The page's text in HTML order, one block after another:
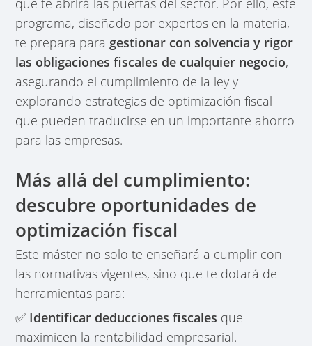
que te abrirá las puertas del sector. Por ello, este
programa, diseñado por expertos en la materia,
te prepara para gestionar con solvencia y rigor
las obligaciones fiscales de cualquier negocio,
asegurando el cumplimiento de la ley y
explorando estrategias de optimización fiscal
que pueden traducirse en un importante ahorro
para las empresas.
Más allá del cumplimiento:
descubre oportunidades de
optimización fiscal
Este máster no solo te enseñará a cumplir con
las normativas vigentes, sino que te dotará de
herramientas para:
✅ Identificar deducciones fiscales que
maximicen la rentabilidad empresarial.